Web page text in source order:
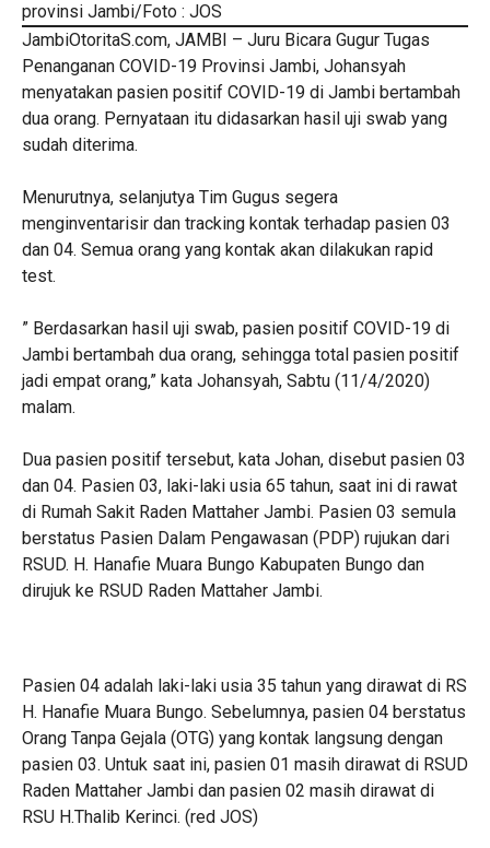
provinsi Jambi/Foto : JOS
JambiOtoritaS.com, JAMBI – Juru Bicara Gugur Tugas
Penanganan COVID-19 Provinsi Jambi, Johansyah
menyatakan pasien positif COVID-19 di Jambi bertambah
dua orang. Pernyataan itu didasarkan hasil uji swab yang
sudah diterima.
Menurutnya, selanjutya Tim Gugus segera
menginventarisir dan tracking kontak terhadap pasien 03
dan 04. Semua orang yang kontak akan dilakukan rapid
test.
” Berdasarkan hasil uji swab, pasien positif COVID-19 di
Jambi bertambah dua orang, sehingga total pasien positif
jadi empat orang,” kata Johansyah, Sabtu (11/4/2020)
malam.
Dua pasien positif tersebut, kata Johan, disebut pasien 03
dan 04. Pasien 03, laki-laki usia 65 tahun, saat ini di rawat
di Rumah Sakit Raden Mattaher Jambi. Pasien 03 semula
berstatus Pasien Dalam Pengawasan (PDP) rujukan dari
RSUD. H. Hanafie Muara Bungo Kabupaten Bungo dan
dirujuk ke RSUD Raden Mattaher Jambi.
Pasien 04 adalah laki-laki usia 35 tahun yang dirawat di RS
H. Hanafie Muara Bungo. Sebelumnya, pasien 04 berstatus
Orang Tanpa Gejala (OTG) yang kontak langsung dengan
pasien 03. Untuk saat ini, pasien 01 masih dirawat di RSUD
Raden Mattaher Jambi dan pasien 02 masih dirawat di
RSU H.Thalib Kerinci. (red JOS)